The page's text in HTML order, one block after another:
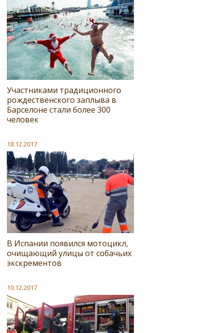
Участниками традиционного
рождественского заплыва в
Барселоне стали более 300
человек
18.12.2017
В Испании появился мотоцикл,
очищающий улицы от собачьих
экскрементов
10.12.2017